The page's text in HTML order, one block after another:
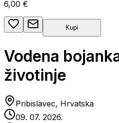
6,00 €
Kupi
Vodena
životinje
Pribislavec, Hrvatska
09. 07. 2026.